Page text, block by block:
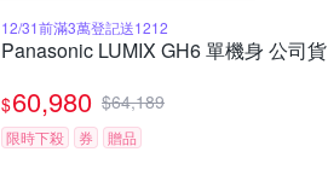
12/31前滿3萬登記送1212
Panasonic LUMIX GH6 單機身 公司貨
$60,980 $64,189
限時下殺 券 贈品